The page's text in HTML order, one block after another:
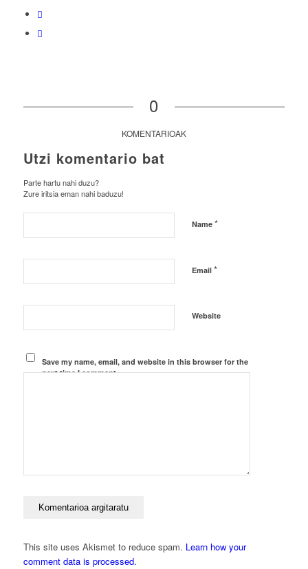
0
KOMENTARIOAK
Utzi komentario bat
Parte hartu nahi duzu?
Zure iritsia eman nahi baduzu!
Name *
Email *
Website
Save my name, email, and website in this browser for the
next time I comment.
This site uses Akismet to reduce spam. Learn how your
comment data is processed.